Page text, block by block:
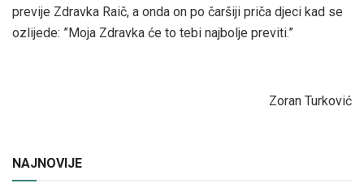
previje Zdravka Raič, a onda on po čaršiji priča djeci kad se
ozlijede: ”Moja Zdravka će to tebi najbolje previti.”
Zoran Turković
NAJNOVIJE